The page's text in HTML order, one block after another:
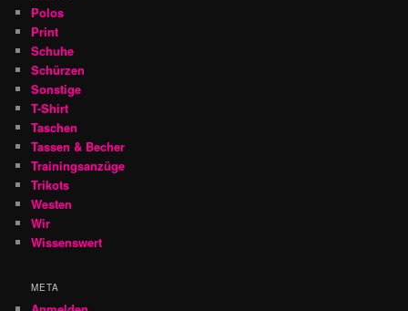
Polos
Print
Schuhe
Schürzen
Sonstige
T-Shirt
Taschen
Tassen & Becher
Trainingsanzüge
Trikots
Westen
Wir
Wissenswert
META